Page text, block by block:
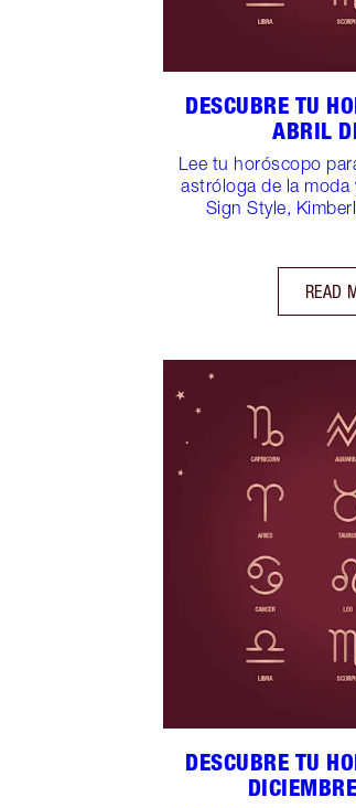
DESCUBRE TU
ABRIL
Lee tu horóscopo
astróloga de la
Sign Style,
READ
DESCUBRE TU